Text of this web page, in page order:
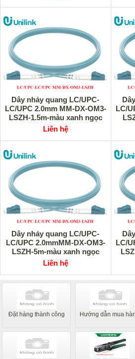
Dây nhảy quang LC/UPC-
LC/UPC 2.0mm MM-DX-OM3-
LSZH-1.5m-màu xanh ngọc
Unilink UNI-10029 cao cấp
Liên hệ
LC/
Dây nhảy quang LC/UPC-
LC/UPC 2.0mmMM-DX-OM3-
LSZH-5m-màu xanh ngọc
Unilink UNI-10027 cao cấp
Liên hệ
LC/
Đặt hàng thành công Hướng dẫn mua